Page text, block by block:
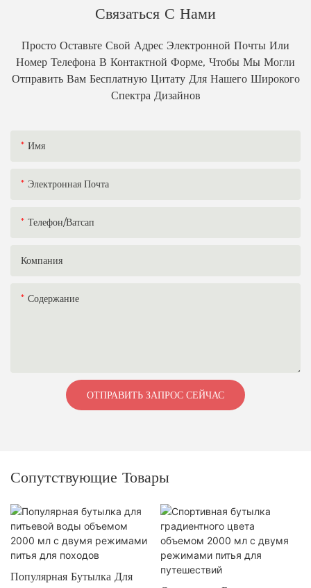
Связаться С Нами
Просто Оставьте Свой Адрес Электронной Почты Или
Номер Телефона В Контактной Форме, Чтобы Мы Могли
Отправить Вам Бесплатную Цитату Для Нашего Широкого
Спектра Дизайнов
Имя
Электронная Почта
Телефон/ватсап
Компания
Содержание
ОТПРАВИТЬ ЗАПРОС СЕЙЧАС
Сопутствующие Товары
Популярная Бутылка Для